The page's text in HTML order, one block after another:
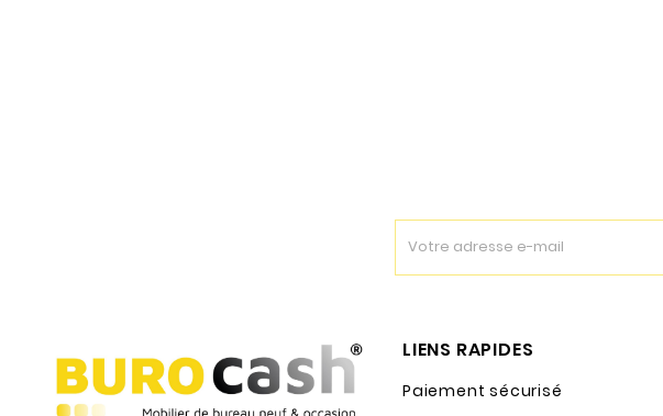
LIENS RAPIDES
Paiement sécurisé